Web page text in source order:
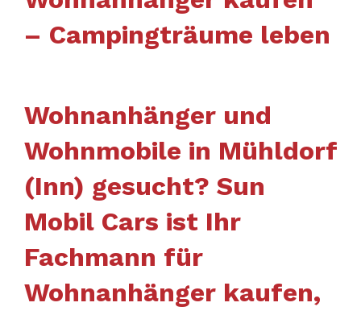
– Campingträume leben
Wohnanhänger und
Wohnmobile in Mühldorf
(Inn) gesucht? Sun
Mobil Cars ist Ihr
Fachmann für
Wohnanhänger kaufen,